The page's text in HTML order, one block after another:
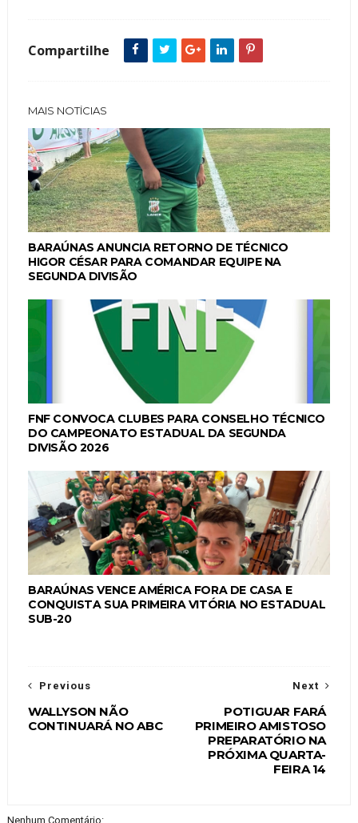
Compartilhe
MAIS NOTÍCIAS
BARAÚNAS ANUNCIA RETORNO DE TÉCNICO
HIGOR CÉSAR PARA COMANDAR EQUIPE NA
SEGUNDA DIVISÃO
FNF CONVOCA CLUBES PARA CONSELHO TÉCNICO
DO CAMPEONATO ESTADUAL DA SEGUNDA
DIVISÃO 2026
BARAÚNAS VENCE AMÉRICA FORA DE CASA E
CONQUISTA SUA PRIMEIRA VITÓRIA NO ESTADUAL
SUB-20
Next
POTIGUAR FARÁ
PRIMEIRO AMISTOSO
PREPARATÓRIO NA
PRÓXIMA QUARTA-
FEIRA 14
Previous
WALLYSON NÃO
CONTINUARÁ NO ABC
Nenhum Comentário: